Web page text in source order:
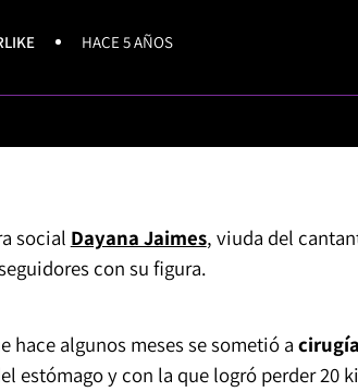
HACE 5 AÑOS
social Dayana Jaimes, viuda del
con su figura.
hace algunos meses se sometió a
estómago y con la que logró perder 20